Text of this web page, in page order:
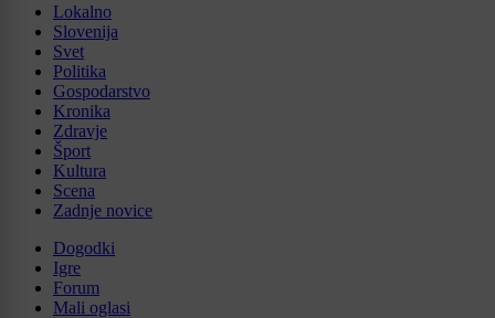
Lokalno
Slovenija
Svet
Politika
Gospodarstvo
Kronika
Zdravje
Šport
Kultura
Scena
Zadnje novice
Dogodki
Igre
Forum
Mali oglasi